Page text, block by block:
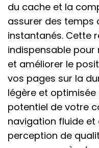
du cache et la
assurer des temps
instantanés. Cette
indispensable pour
et améliorer le
vos pages sur la
légère et
potentiel de votre
navigation fluide
perception de